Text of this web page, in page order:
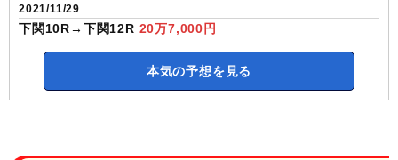
2021/11/29
下関10R→下関12R 20万7,000円
本気の予想を見る